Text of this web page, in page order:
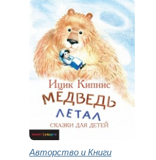
Авторство и Книги